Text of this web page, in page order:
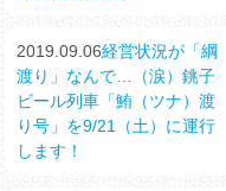
2019.09.06経営状況が「綱
渡り」なんで…（涙）銚子
ビール列車「鮪（ツナ）渡
り号」を9/21（土）に運行
します！